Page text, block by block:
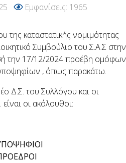
Εμφανίσεις: 1965
της καταστατικής νομιμότητας
Συμβούλιο του Σ.Α.Σ στην
την 17/12/2024 προέβη
, όπως παρακάτω.
Δ.Σ. του Συλλόγου και οι
οι ακόλουθοι: